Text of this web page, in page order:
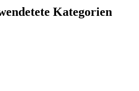
Kategorien